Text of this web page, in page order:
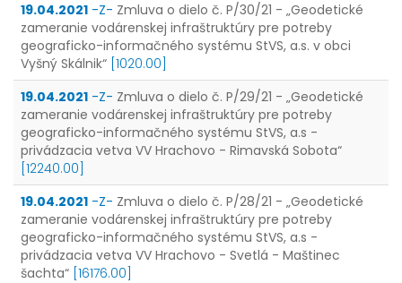
19.04.2021 -Z- Zmluva o dielo č. P/30/21 - „Geodetické
zameranie vodárenskej infraštruktúry pre potreby
geograficko-informačného systému StVS, a.s. v obci
Vyšný Skálnik“ [1020.00]
19.04.2021 -Z- Zmluva o dielo č. P/29/21 - „Geodetické
zameranie vodárenskej infraštruktúry pre potreby
geograficko-informačného systému StVS, a.s -
privádzacia vetva VV Hrachovo - Rimavská Sobota“
[12240.00]
19.04.2021 -Z- Zmluva o dielo č. P/28/21 - „Geodetické
zameranie vodárenskej infraštruktúry pre potreby
geograficko-informačného systému StVS, a.s -
privádzacia vetva VV Hrachovo - Svetlá - Maštinec
šachta“ [16176.00]